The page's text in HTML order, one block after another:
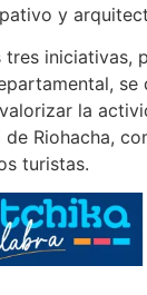
y
tres iniciativas,
se
la
Riohacha,
turistas.